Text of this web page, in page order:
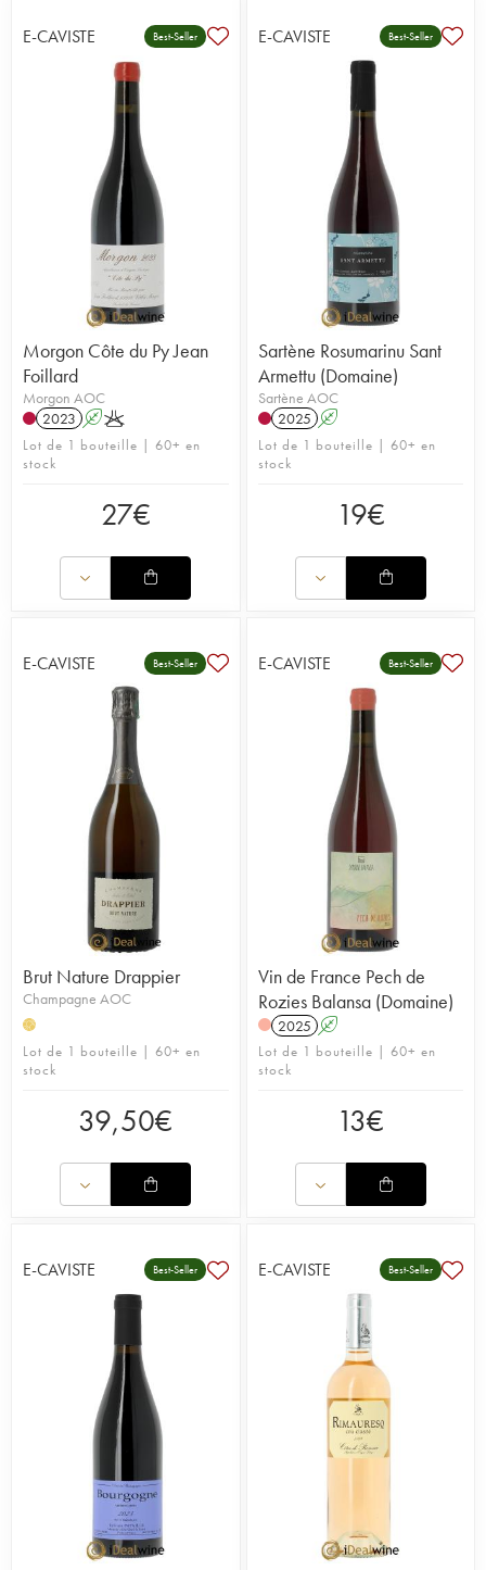
E-CAVISTE Best-Seller
Morgon Côte du Py Jean
Foillard
Morgon AOC
2023 AK
Lot de 1 bouteille | 60+ en
stock
27€
E-CAVISTE Best-Seller
Sartène Rosumarinu Sant
Armettu (Domaine)
Sartène AOC
2025 A
Lot de 1 bouteille | 60+ en
stock
19€
E-CAVISTE Best-Seller
Brut Nature Drappier
Champagne AOC
H
Lot de 1 bouteille | 60+ en
stock
39,50€
E-CAVISTE Best-Seller
Vin de France Pech de
Rozies Balansa (Domaine)
2025 A
Lot de 1 bouteille | 60+ en
stock
13€
E-CAVISTE Best-Seller E-CAVISTE Best-Seller